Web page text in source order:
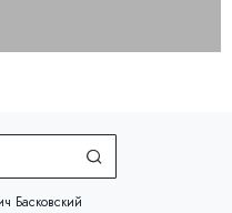
Басковский